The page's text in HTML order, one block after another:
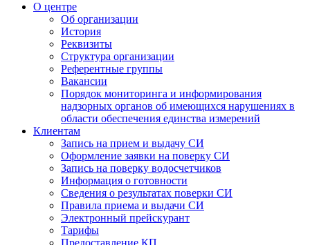
О центре
Об организации
История
Реквизиты
Структура организации
Референтные группы
Вакансии
Порядок мониторинга и информирования
надзорных органов об имеющихся нарушениях в
области обеспечения единства измерений
Клиентам
Запись на прием и выдачу СИ
Оформление заявки на поверку СИ
Запись на поверку водосчетчиков
Информация о готовности
Сведения о результатах поверки СИ
Правила приема и выдачи СИ
Электронный прейскурант
Тарифы
Предоставление КП